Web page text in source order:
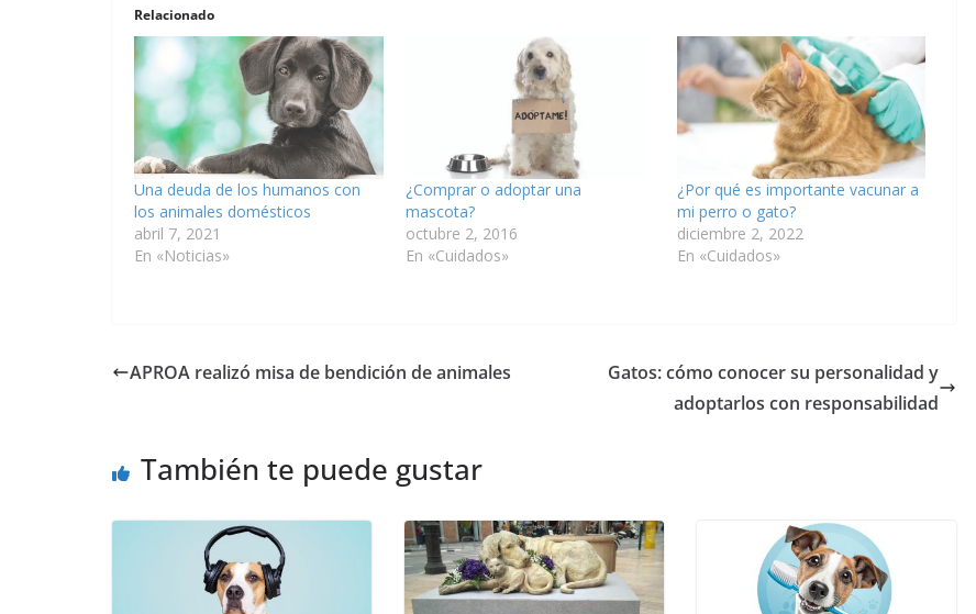
Relacionado
Una deuda de los humanos con
los animales domésticos
abril 7, 2021
En «Noticias»
¿Comprar o adoptar una
mascota?
octubre 2, 2016
En «Cuidados»
¿Por qué es importante vacunar a
mi perro o gato?
diciembre 2, 2022
En «Cuidados»
APROA realizó misa de bendición de animales
Gatos: cómo conocer su personalidad y
adoptarlos con responsabilidad
También te puede gustar